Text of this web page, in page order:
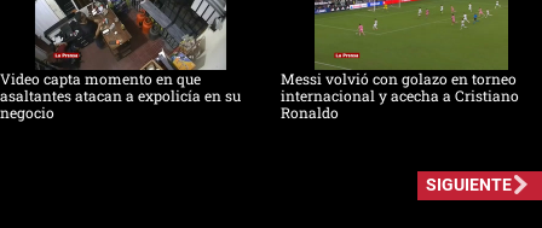
Video capta momento en que
asaltantes atacan a expolicía en su
negocio
Messi volvió con golazo en torneo
internacional y acecha a Cristiano
Ronaldo
SIGUIENTE